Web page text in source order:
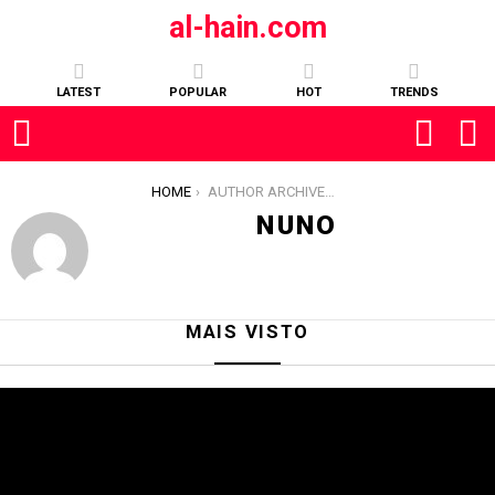
al-hain.com
LATEST POPULAR HOT TRENDS
HOME AUTHOR ARCHIVES: NUNO
NUNO
MAIS VISTO